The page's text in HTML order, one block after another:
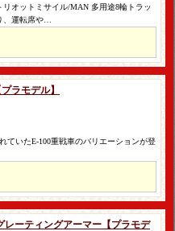
オットミサイル/MAN 多用途8輪トラッ
、運転席や…
ラモデル】
ていたE-100重戦車のバリエーションが登
レーティングアーマー【プラモデ